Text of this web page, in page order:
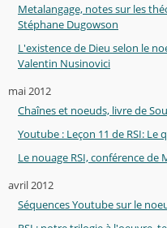
Metalangage, notes sur les
Stéphane Dugowson
L'existence de Dieu selon le
Valentin Nusinovici
mai 2012
Chaînes et noeuds, livre de
Youtube : Leçon 11 de RSI: Le
Le nouage RSI, conférence
avril 2012
Séquences Youtube sur le